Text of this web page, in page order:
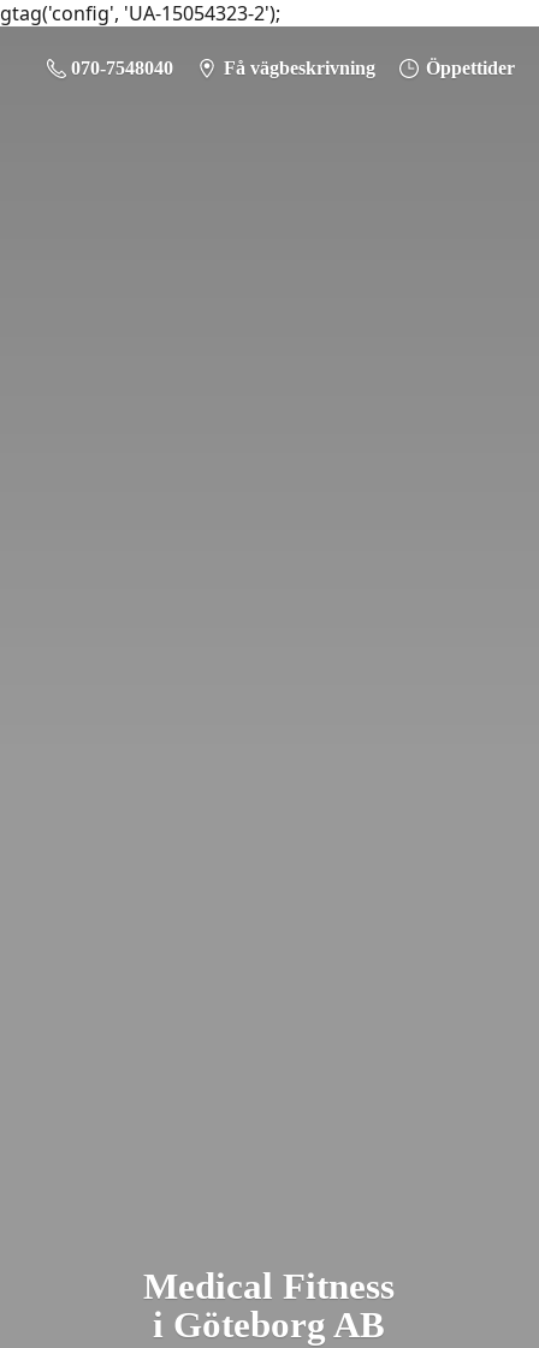
gtag('config', 'UA-15054323-2');
070-7548040 Få vägbeskrivning Öppettider
Medical Fitness
i Göteborg AB